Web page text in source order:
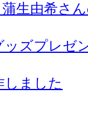
蒲生由希さ
ズプレゼ
しました